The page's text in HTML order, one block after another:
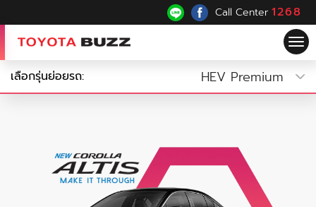
Call Center 1268
เลือกรุ่นย่อยรถ:
HEV Premium